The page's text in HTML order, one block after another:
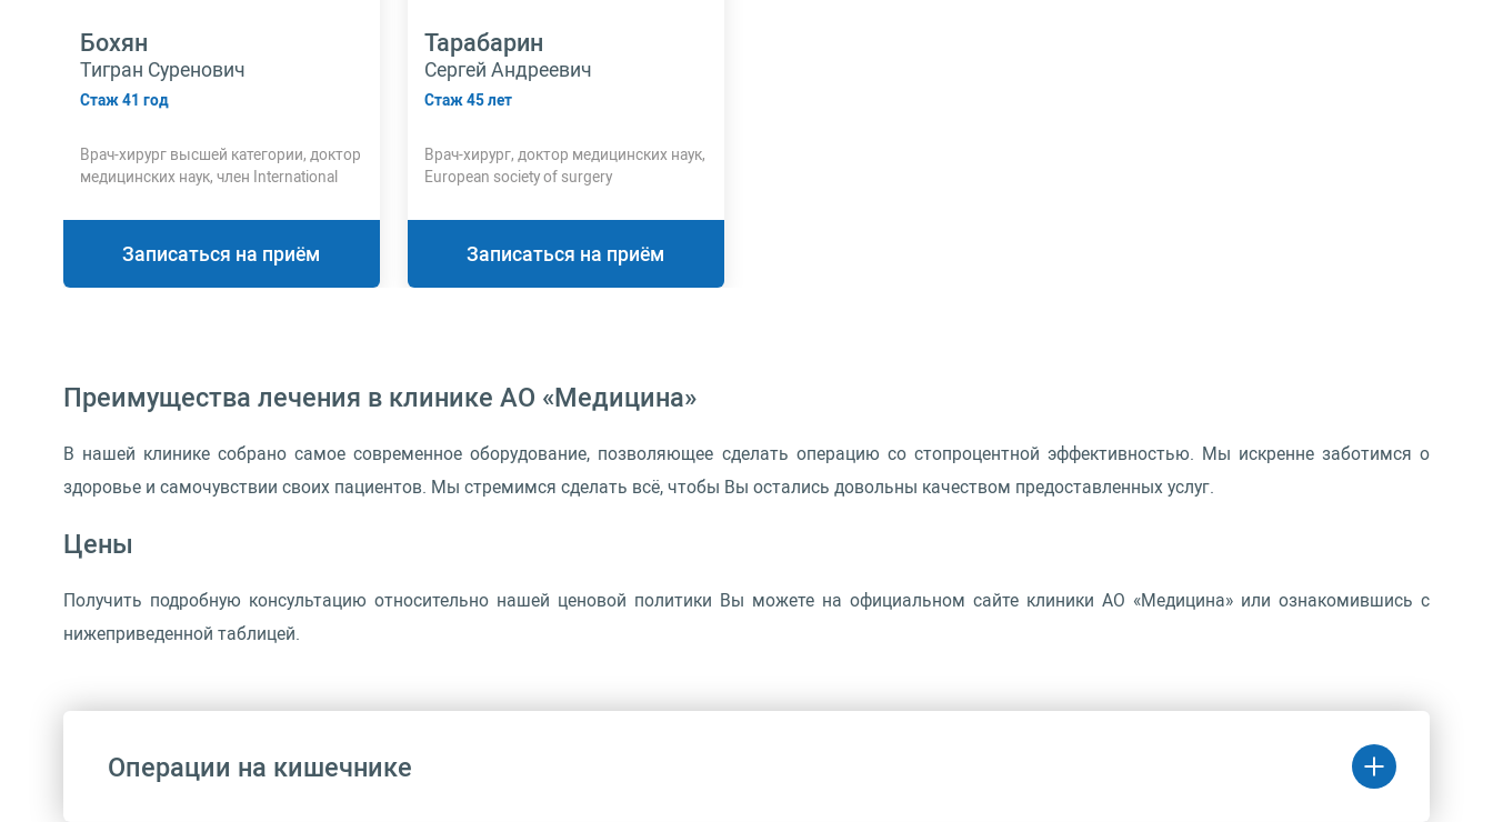
Бохян
Тигран Суренович
Стаж 41 год
Врач-хирург высшей категории, доктор
медицинских наук, член International
Gastroenterologists and Oncologists
Записаться на приём
Тарабарин
Сергей Андреевич
Стаж 45 лет
Врач-хирург, доктор медицинских наук,
European society of surgery
Записаться на приём
Преимущества лечения в клинике АО «Медицина»
В нашей клинике собрано самое современное оборудование, позволяющее сделать операцию со стопроцентной эффективностью. Мы искренне заботимся о
здоровье и самочувствии своих пациентов. Мы стремимся сделать всё, чтобы Вы остались довольны качеством предоставленных услуг.
Цены
Получить подробную консультацию относительно нашей ценовой политики Вы можете на официальном сайте клиники АО «Медицина» или ознакомившись с
нижеприведенной таблицей.
Операции на кишечнике